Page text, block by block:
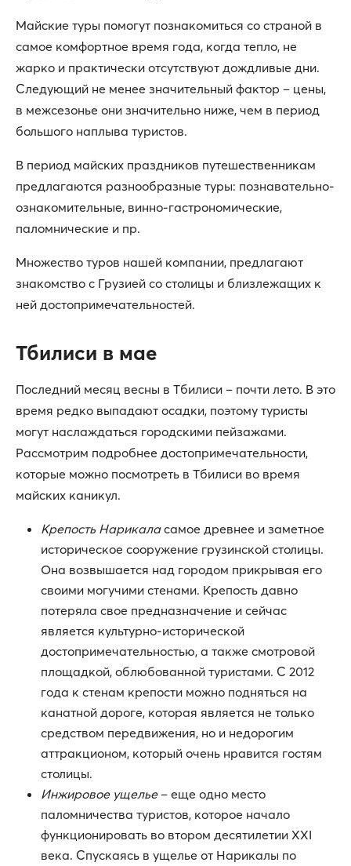
Майские туры помогут познакомиться со страной в
самое комфортное время года, когда тепло, не
жарко и практически отсутствуют дождливые дни.
Следующий не менее значительный фактор – цены,
в межсезонье они значительно ниже, чем в период
большого наплыва туристов.
В период майских праздников путешественникам
предлагаются разнообразные туры: познавательно-
ознакомительные, винно-гастрономические,
паломнические и пр.
Множество туров нашей компании, предлагают
знакомство с Грузией со столицы и близлежащих к
ней достопримечательностей.
Тбилиси в мае
Последний месяц весны в Тбилиси – почти лето. В это
время редко выпадают осадки, поэтому туристы
могут наслаждаться городскими пейзажами.
Рассмотрим подробнее достопримечательности,
которые можно посмотреть в Тбилиси во время
майских каникул.
Крепость Нарикаласамое древнее и заметное
историческое сооружение грузинской столицы.
Она возвышается над городом прикрывая его
своими могучими стенами. Крепость давно
потеряла свое предназначение и сейчас
является культурно-исторической
достопримечательностью, а также смотровой
площадкой, облюбованной туристами. С 2012
года к стенам крепости можно подняться на
канатной дороге, которая является не только
средством передвижения, но и недорогим
аттракционом, который очень нравится гостям
столицы.
Инжировое ущелье– еще одно место
паломничества туристов, которое начало
функционировать во втором десятилетии ХХI
века. Спускаясь в ущелье от Нарикалы по